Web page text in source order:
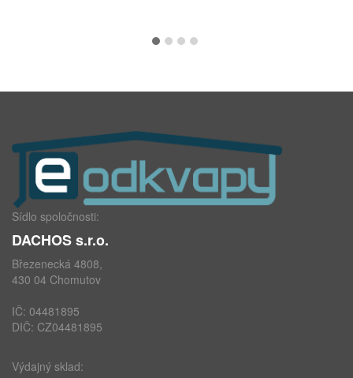
Sídlo spoločnosti:
DACHOS s.r.o.
Březenecká 4808,
430 04 Chomutov
IČ: 04481895
DIČ: CZ04481895
Výdajný sklad: